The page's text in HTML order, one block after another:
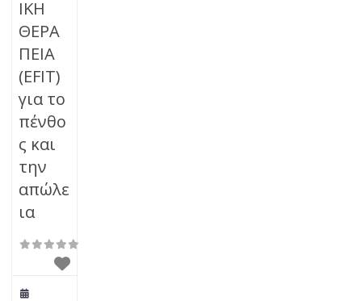
ΙΚΗ
ΘΕΡΑ
ΠΕΙΑ
(EFIT)
για το
πένθο
ς και
την
απώλε
ια